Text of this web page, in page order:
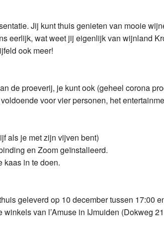
Jij kunt thuis genieten van mooie
eerlijk, wat weet jij eigenlijk van wijnland
ook meer!
de proeverij, je kunt ook (geheel corona
voor vier personen, het
als je met zijn vijven bent)
en Zoom geïnstalleerd.
kaas in te doen.
geleverd op 10 december tussen 17:00
van l’Amuse in IJmuiden (Dokweg